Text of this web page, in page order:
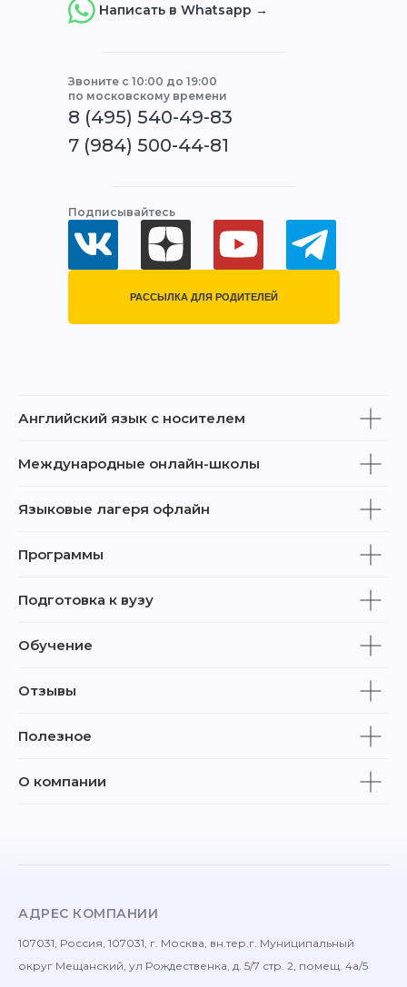
Подписывайтесь
РАССЫЛКА ДЛЯ РОДИТЕЛЕЙ
Написать в Whatsapp →
Звоните с 10:00 до 19:00
по московскому времени
8 (495) 540-49-83
7 (984) 500-44-81
Английский язык с носителем
Международные онлайн-школы
Языковые лагеря офлайн
Программы
Подготовка к вузу
Обучение
Отзывы
Полезное
О компании
АДРЕС КОМПАНИИ
107031, Россия, 107031, г. Москва, вн.тер.г. Муниципальный
округ Мещанский, ул Рождественка, д. 5/7 стр. 2, помещ. 4а/5